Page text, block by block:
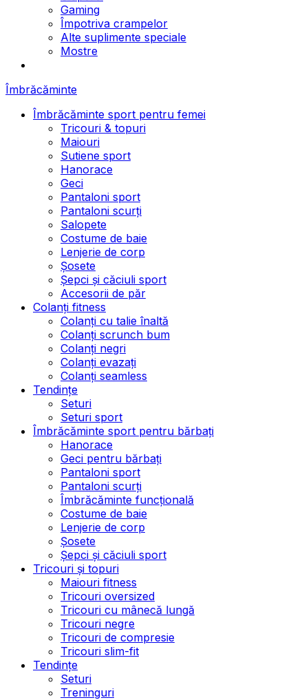
Gaming
Împotriva crampelor
Alte suplimente speciale
Mostre
Îmbrăcăminte
Îmbrăcăminte sport pentru femei
Tricouri & topuri
Maiouri
Sutiene sport
Hanorace
Geci
Pantaloni sport
Pantaloni scurți
Salopete
Costume de baie
Lenjerie de corp
Șosete
Șepci și căciuli sport
Accesorii de păr
Colanți fitness
Colanți cu talie înaltă
Colanți scrunch bum
Colanți negri
Colanți evazați
Colanți seamless
Tendințe
Seturi
Seturi sport
Îmbrăcăminte sport pentru bărbați
Hanorace
Geci pentru bărbați
Pantaloni sport
Pantaloni scurți
Îmbrăcăminte funcțională
Costume de baie
Lenjerie de corp
Șosete
Șepci și căciuli sport
Tricouri și topuri
Maiouri fitness
Tricouri oversized
Tricouri cu mânecă lungă
Tricouri negre
Tricouri de compresie
Tricouri slim-fit
Tendințe
Seturi
Treninguri